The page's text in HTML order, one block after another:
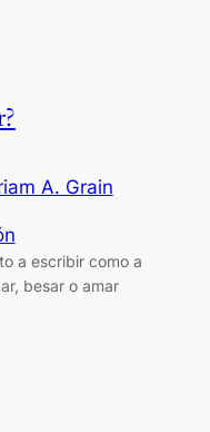
A. Grain
a escribir como a
besar o amar